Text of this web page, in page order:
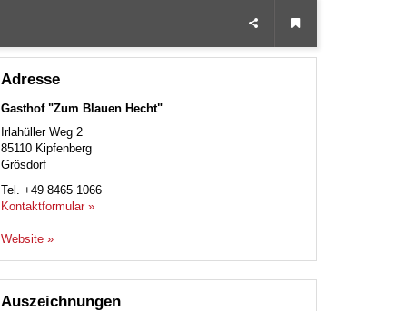
Adresse
Gasthof "Zum Blauen Hecht"
Irlahüller Weg 2
85110 Kipfenberg
Grösdorf
Tel. +49 8465 1066
Kontaktformular »
Website »
Auszeichnungen